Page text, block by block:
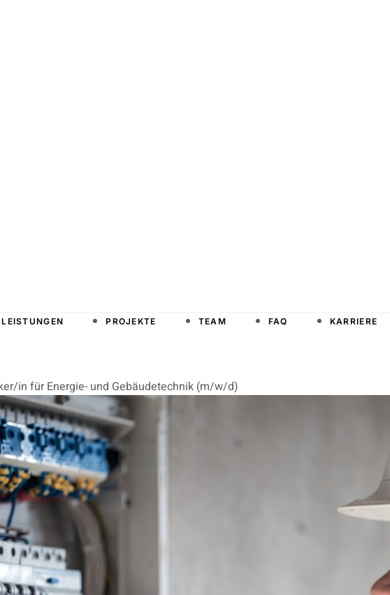
LEISTUNGEN PROJEKTE TEAM FAQ KARRIERE
in für Energie- und Gebäudetechnik (m/w/d)